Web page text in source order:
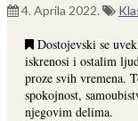
4. Aprila 2022.
Dostojevski se
iskrenosi i ostalim
proze svih vremena.
spokojnost,
njegovim delima.